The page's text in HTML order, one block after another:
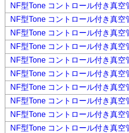
NF型Tone コントロール付き真
NF型Tone コントロール付き真
NF型Tone コントロール付き真
NF型Tone コントロール付き真
NF型Tone コントロール付き真
NF型Tone コントロール付き真
NF型Tone コントロール付き真
NF型Tone コントロール付き真
NF型Tone コントロール付き真
NF型Tone コントロール付き真